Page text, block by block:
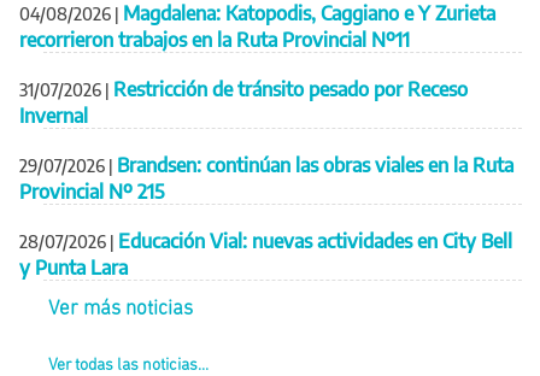
04/08/2026 | Magdalena: Katopodis, Caggiano e Y Zurieta
recorrieron trabajos en la Ruta Provincial Nº11
31/07/2026 | Restricción de tránsito pesado por Receso
Invernal
29/07/2026 | Brandsen: continúan las obras viales en la Ruta
Provincial Nº 215
28/07/2026 | Educación Vial: nuevas actividades en City Bell
y Punta Lara
Ver más noticias
Ver todas las noticias...